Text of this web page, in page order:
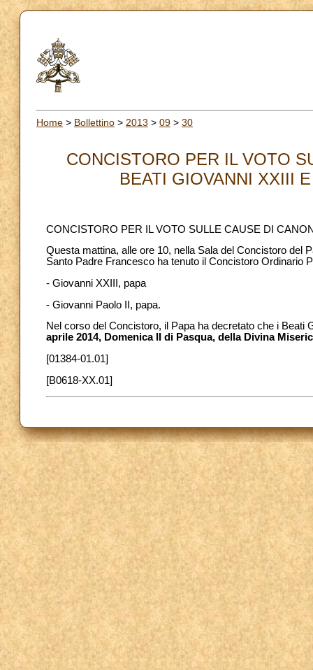
Home > Bollettino > 2013 > 09 > 30
CONCISTORO PER IL VOTO
BEATI GIOVANNI XXIII
CONCISTORO PER IL VOTO SULLE CAUSE DI
Questa mattina, alle ore 10, nella Sala del Concistoro del
Santo Padre Francesco ha tenuto il Concistoro Ordinario
- Giovanni XXIII, papa
- Giovanni Paolo II, papa.
Nel corso del Concistoro, il Papa ha decretato che i Beati
aprile 2014, Domenica II di Pasqua, della Divina
[01384-01.01]
[B0618-XX.01]